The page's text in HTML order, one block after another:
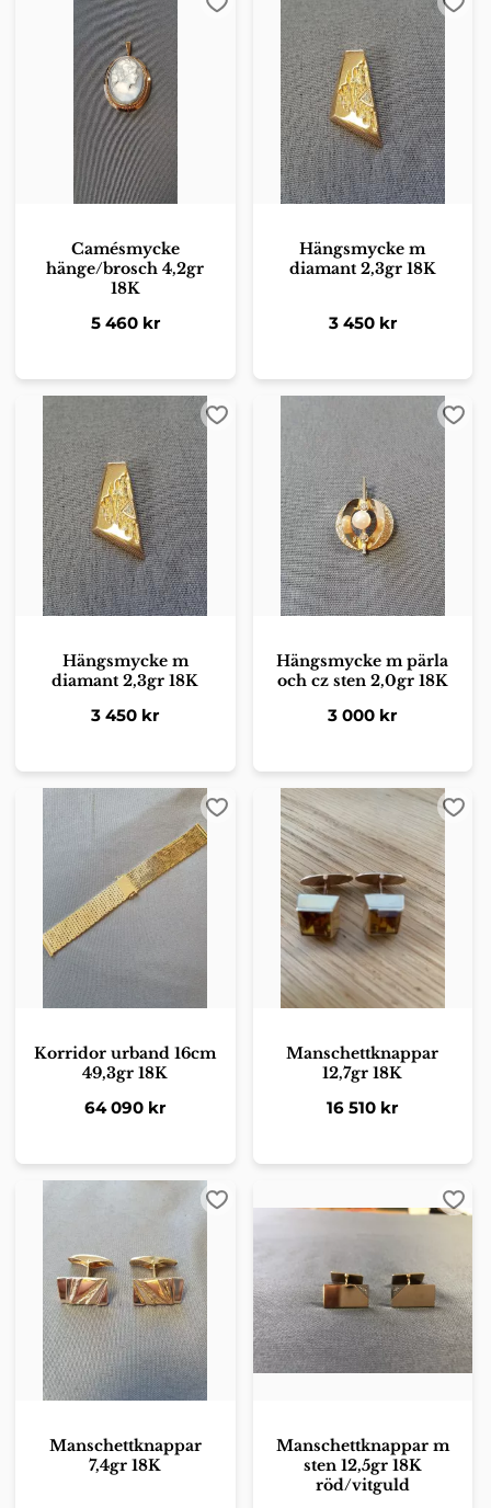
Camésmycke
hänge/brosch 4,2gr
18K
5 460kr
Lägg till i favoriter
Hängsmycke m
diamant 2,3gr 18K
3 450kr
Hängsmycke m
diamant 2,3gr 18K
3 450 kr
Lägg till i favoriter
Hängsmycke m pärla
och cz sten 2,0gr 18K
3 000 kr
Korridor urband 16cm
49,3gr 18K
64 090 kr
Lägg till i favoriter
Manschettknappar
12,7gr 18K
16 510 kr
Manschettknappar
7,4gr 18K
Lägg till i favoriter
Manschettknappar m
sten 12,5gr 18K
röd/vitguld